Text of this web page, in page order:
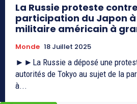
La Russie proteste
participation du Japon
militaire américain à
Monde 18 Juillet 2025
►►La Russie a déposé une
autorités de Tokyo au sujet de la
à...